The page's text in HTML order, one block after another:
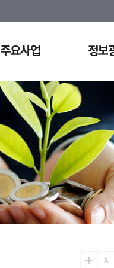
주요사업 정보
A